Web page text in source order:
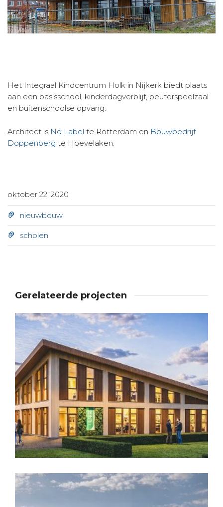
Het Integraal Kindcentrum Holk in Nijkerk biedt plaats
aan een basisschool, kinderdagverblijf, peuterspeelzaal
en buitenschoolse opvang.
Architect is No Label te Rotterdam en Bouwbedrijf
Doppenberg te Hoevelaken.
oktober 22, 2020
nieuwbouw
scholen
Gerelateerde projecten